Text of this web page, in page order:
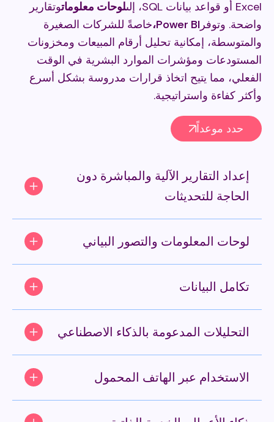
Excel أو قواعد بيانات SQL، إلى لوحات معلوماتوتقارير
واضحة. وتوفر Power BI، خاصةً للشركات الصغيرة
والمتوسطة، إمكانية تحليل أرقام المبيعات ومخزونات
المستودعات ومؤشرات الموارد البشرية في الوقت
الفعلي، مما يتيح اتخاذ قرارات مدروسة بشكل أسرع
وأكثر كفاءة واستراتيجية.
حدد موعداً
إعداد التقارير الآلية والمباشرة دون
الحاجة للتحديثات
لوحات المعلومات والتصور البياني
تكامل البيانات
التحليلات المدعومة بالذكاء الاصطناعي
الاستخدام عبر الهاتف المحمول